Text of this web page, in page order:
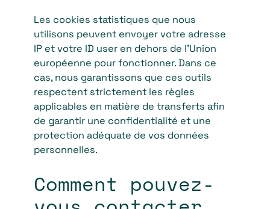
Les cookies statistiques que nous
utilisons peuvent envoyer votre adresse
IP et votre ID user en dehors de l’Union
européenne pour fonctionner. Dans ce
cas, nous garantissons que ces outils
respectent strictement les règles
applicables en matière de transferts afin
de garantir une confidentialité et une
protection adéquate de vos données
personnelles.
Comment pouvez-